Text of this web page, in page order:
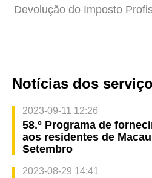
Devolução do Imposto
Notícias dos
2023-09-11 12:26
58.º Programa de
aos residentes de
Setembro
2023-08-29 14:41